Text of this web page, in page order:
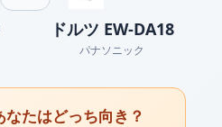
ドルツ EW-DA18
パナソニック
たはどっち向き？